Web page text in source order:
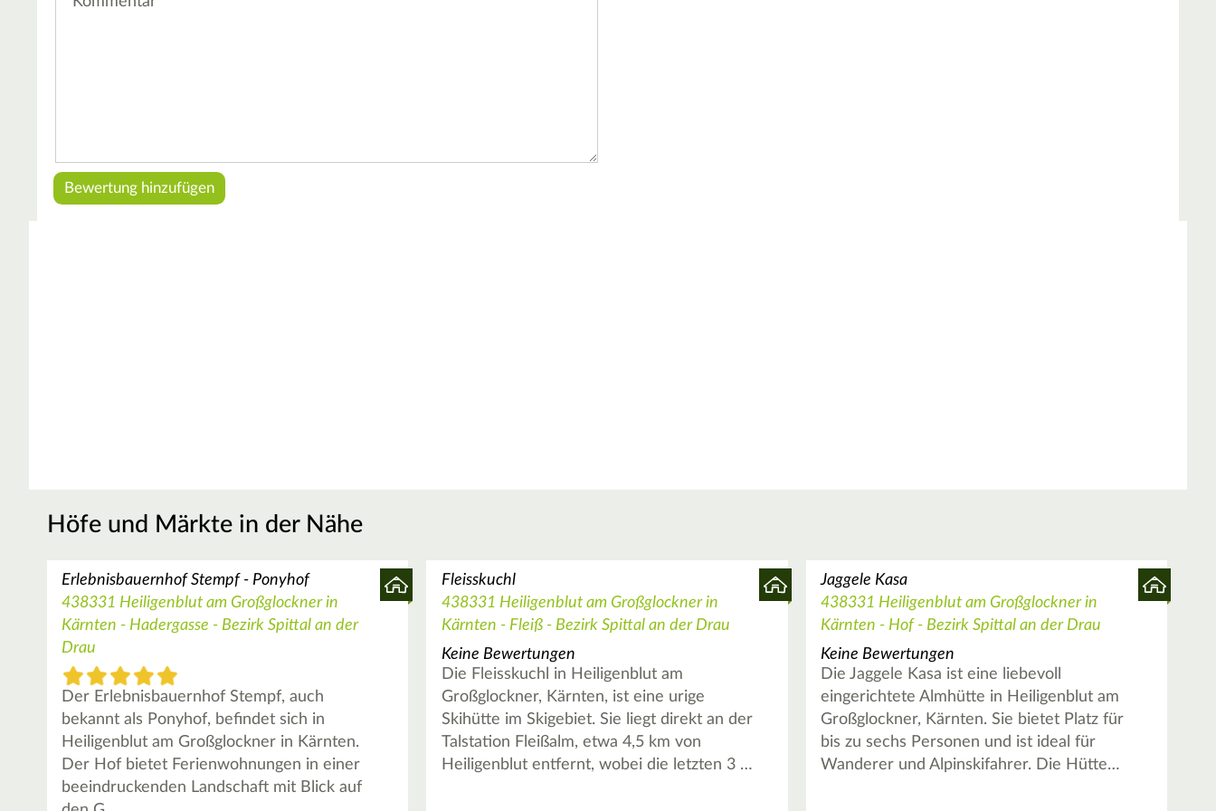
Höfe und Märkte in der Nähe
Erlebnisbauernhof Stempf - Ponyhof
438331 Heiligenblut am Großglockner in
Kärnten - Hadergasse - Bezirk Spittal an der
Drau
Der Erlebnisbauernhof Stempf, auch
bekannt als Ponyhof, befindet sich in
Heiligenblut am Großglockner in Kärnten.
Der Hof bietet Ferienwohnungen in einer
beeindruckenden Landschaft mit Blick auf
Fleisskuchl
438331 Heiligenblut am Großglockner in
Kärnten - Fleiß - Bezirk Spittal an der Drau
Keine Bewertungen
Die Fleisskuchl in Heiligenblut am
Großglockner, Kärnten, ist eine urige
Skihütte im Skigebiet. Sie liegt direkt an der
Talstation Fleißalm, etwa 4,5 km von
Heiligenblut entfernt, wobei die letzten 3 …
Jaggele Kasa
438331 Heiligenblut am Großglockner in
Kärnten - Hof - Bezirk Spittal an der Drau
Keine Bewertungen
Die Jaggele Kasa ist eine liebevoll
eingerichtete Almhütte in Heiligenblut am
Großglockner, Kärnten. Sie bietet Platz für
bis zu sechs Personen und ist ideal für
Wanderer und Alpinskifahrer. Die Hütte…